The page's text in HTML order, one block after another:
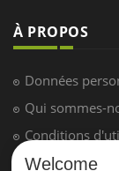
À PROPOS
Données
Qui sommes-
Conditions
Plan du site
Welcome